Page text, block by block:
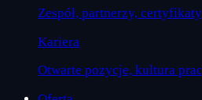
Zespół, partnerzy, certyfikaty
Kariera
Otwarte pozycje, kultura